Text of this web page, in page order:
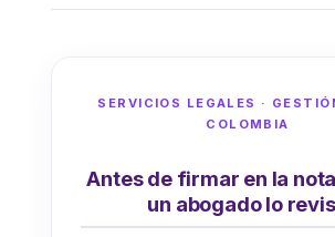
SERVICIOS LEGALES ·
COLOMBIA
Antes de firmar en la
un abogado lo